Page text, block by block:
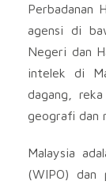
Perbadanan
agensi di
Negeri dan
intelek di
dagang,
geografi dan
Malaysia
(WIPO) dan